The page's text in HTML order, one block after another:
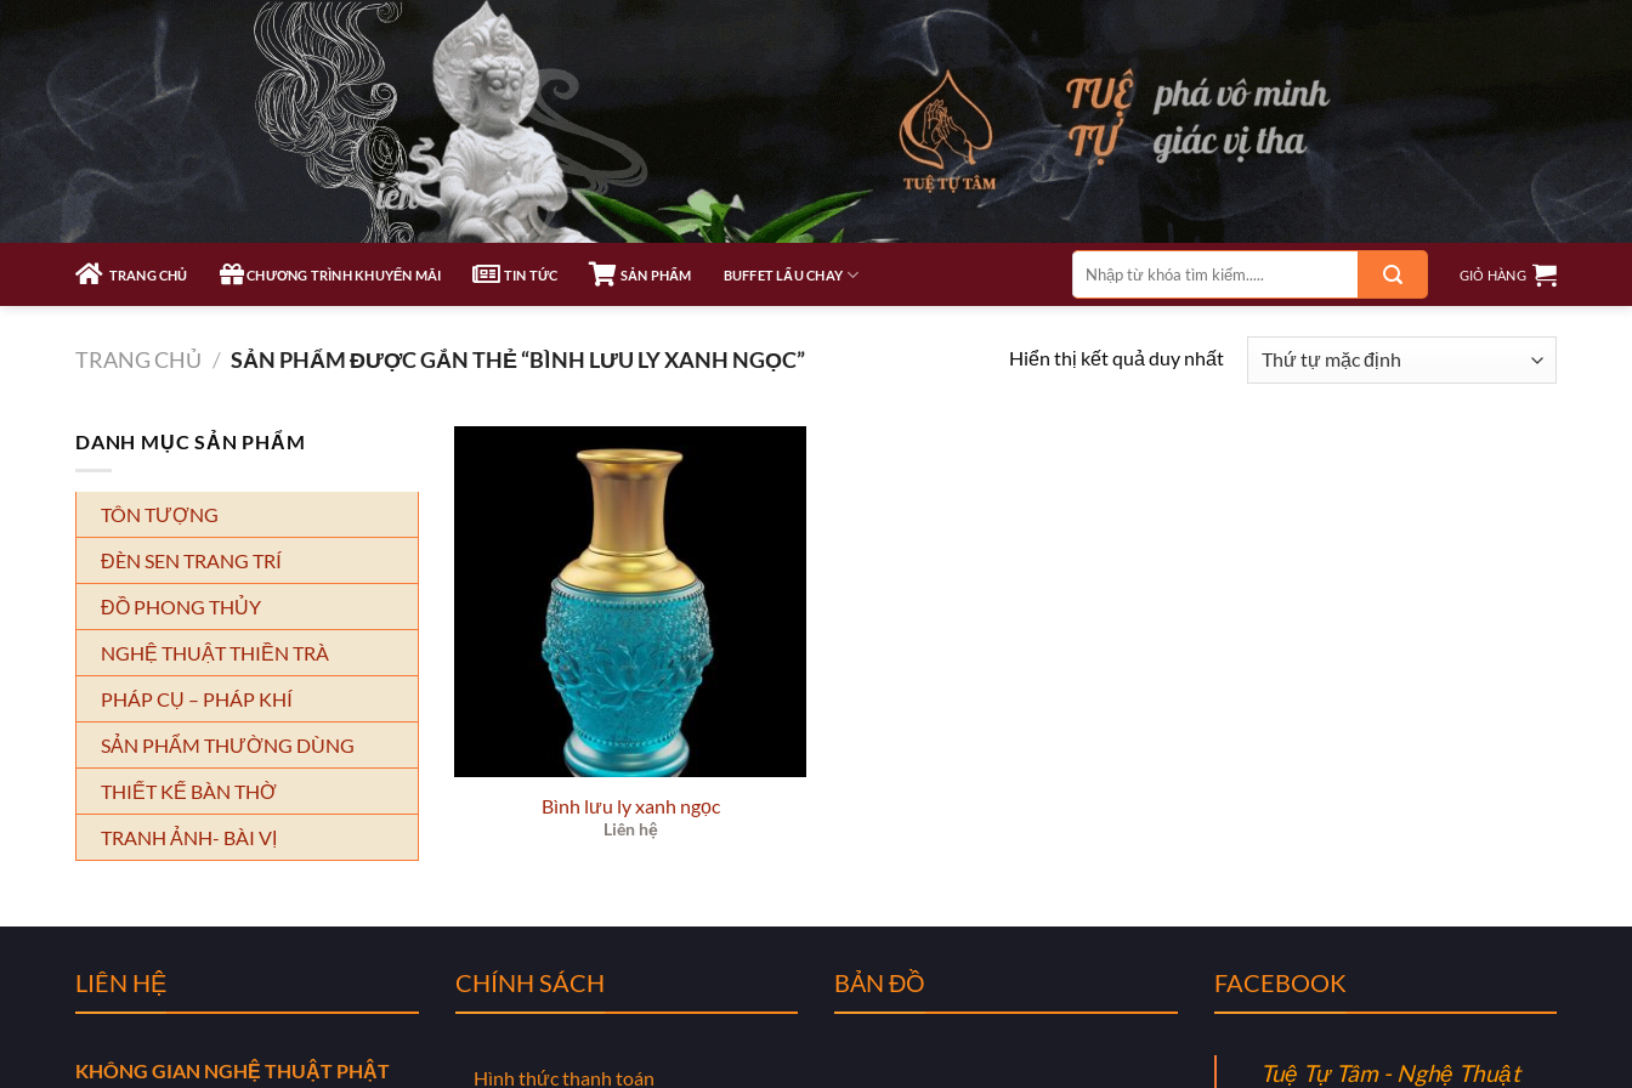
qua
TRANG CHỦ CHƯƠNG TRÌNH KHUYẾN MÃI TIN TỨC SẢN PHẨM BUFFET LẨU CHAY
Tìm
kiếm:
GIỎ HÀNG
TRANG CHỦ / SẢN PHẨM ĐƯỢC GẮN THẺ “BÌNH LƯU LY XANH NGỌC” Hiển thị kết quả duy nhất
DANH MỤC SẢN PHẨM
TÔN TƯỢNG
ĐÈN SEN TRANG TRÍ
ĐỒ PHONG THỦY
NGHỆ THUẬT THIỀN TRÀ
PHÁP CỤ – PHÁP KHÍ
SẢN PHẨM THƯỜNG DÙNG
THIẾT KẾ BÀN THỜ
TRANH ẢNH- BÀI VỊ
Bình lưu ly xanh ngọc
Liên hệ
LIÊN HỆ
KHÔNG GIAN NGHỆ THUẬT PHẬT
CHÍNH SÁCH
Hình thức thanh toán
BẢN ĐỒ FACEBOOK
Tuệ Tự Tâm - Nghệ Thuật